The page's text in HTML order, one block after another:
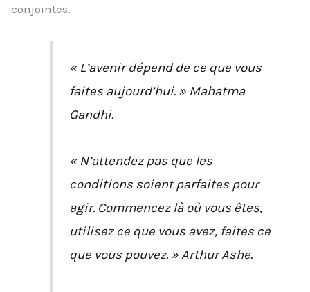
conjointes.
« L’avenir dépend de ce que vous
faites aujourd’hui. » Mahatma
Gandhi.
« N’attendez pas que les
conditions soient parfaites pour
agir. Commencez là où vous êtes,
utilisez ce que vous avez, faites ce
que vous pouvez. » Arthur Ashe.